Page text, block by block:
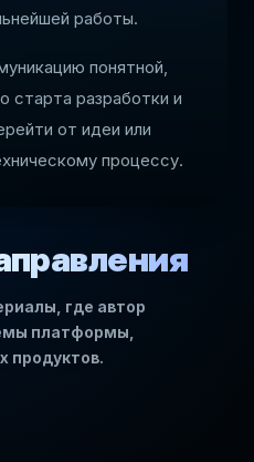
работы.
понятной,
старта разработки и
от идеи или
процессу.
где автор
платформы,
продуктов.